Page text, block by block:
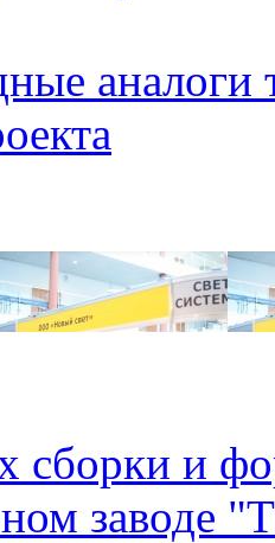
аналоги
сборки и
заводе